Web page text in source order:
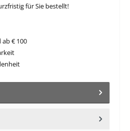
für Sie bestellt!
€ 100